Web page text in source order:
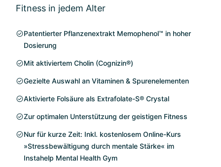
Fitness in jedem Alter
Patentierter Pflanzenextrakt Memophenol™ in hoher
Dosierung
Mit aktiviertem Cholin (Cognizin®)
Gezielte Auswahl an Vitaminen & Spurenelementen
Aktivierte Folsäure als Extrafolate-S® Crystal
Zur optimalen Unterstützung der geistigen Fitness
Nur für kurze Zeit: Inkl. kostenlosem Online-Kurs
»Stressbewältigung durch mentale Stärke« im
Instahelp Mental Health Gym